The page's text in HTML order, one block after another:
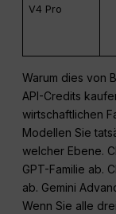
V4 Pro
Warum dies von
API-Credits
wirtschaftlichen
Modellen Sie
welcher Ebene.
GPT-Familie ab.
ab. Gemini
Wenn Sie alle